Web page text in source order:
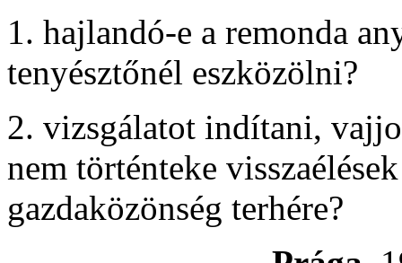
1. hajlandó-e a remonda
tenyésztőnél eszközölni?
2. vizsgálatot indítani,
nem történteke
gazdaközönség terhére?